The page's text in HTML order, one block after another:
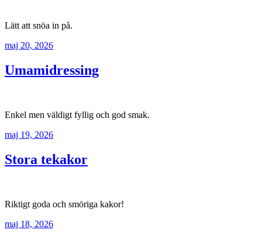
Lätt att snöa in på.
maj 20, 2026
Umamidressing
Enkel men väldigt fyllig och god smak.
maj 19, 2026
Stora tekakor
Riktigt goda och smöriga kakor!
maj 18, 2026